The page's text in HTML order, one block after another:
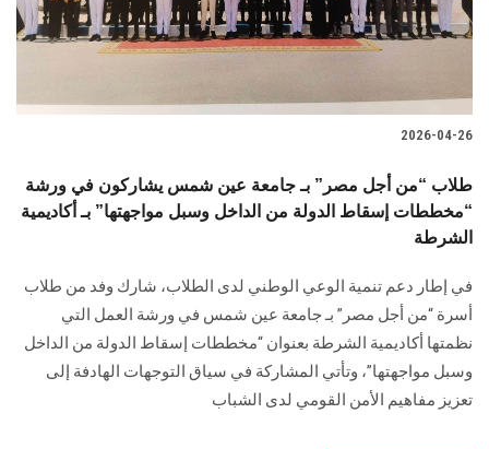
2026-04-26
طلاب “من أجل مصر” بـ جامعة عين شمس يشاركون في ورشة
“مخططات إسقاط الدولة من الداخل وسبل مواجهتها” بـ أكاديمية
الشرطة
في إطار دعم تنمية الوعي الوطني لدى الطلاب، شارك وفد من طلاب
أسرة “من أجل مصر” بـ جامعة عين شمس في ورشة العمل التي
نظمتها أكاديمية الشرطة بعنوان “مخططات إسقاط الدولة من الداخل
وسبل مواجهتها”، وتأتي المشاركة في سياق التوجهات الهادفة إلى
تعزيز مفاهيم الأمن القومي لدى الشباب